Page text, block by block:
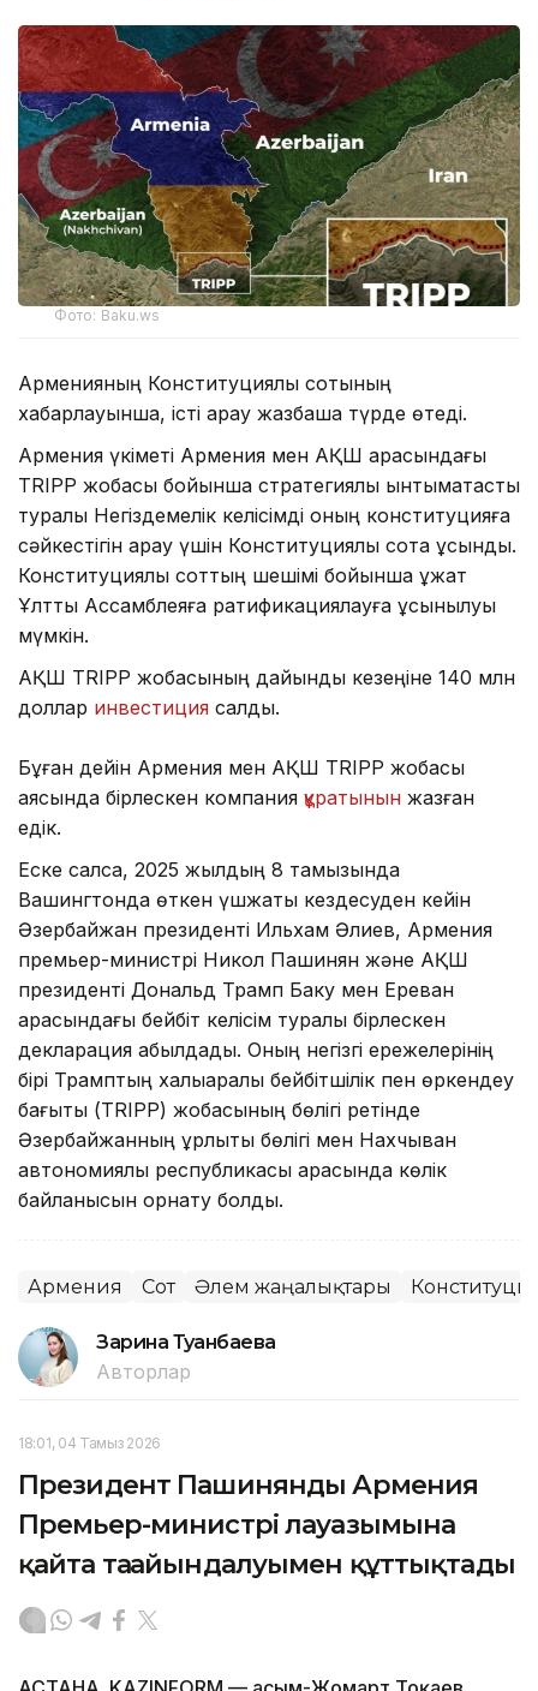
Фото: Baku.ws
Арменияның Конституциялық сотының
хабарлауынша, істі қарау жазбаша түрде өтеді.
Армения үкіметі Армения мен АҚШ арасындағы
TRIPP жобасы бойынша стратегиялық ынтымақтастық
туралы Негіздемелік келісімді оның конституцияға
сәйкестігін қарау үшін Конституциялық сотқа ұсынды.
Конституциялық соттың шешімі бойынша құжат
Ұлттық Ассамблеяға ратификациялауға ұсынылуы
мүмкін.
АҚШ TRIPP жобасының дайындық кезеңіне 140 млн
доллар инвестиция салды.
Бұған дейін Армения мен АҚШ TRIPP жобасы
аясында бірлескен компания құратынын жазған
едік.
Еске салсақ, 2025 жылдың 8 тамызында
Вашингтонда өткен үшжақты кездесуден кейін
Әзербайжан президенті Ильхам Әлиев, Армения
премьер-министрі Никол Пашинян және АҚШ
президенті Дональд Трамп Баку мен Ереван
арасындағы бейбіт келісім туралы бірлескен
декларация қабылдады. Оның негізгі ережелерінің
бірі Трамптың халықаралық бейбітшілік пен өркендеу
бағыты (TRIPP) жобасының бөлігі ретінде
Әзербайжанның құрлықтық бөлігі мен Нахчыван
автономиялық республикасы арасында көлік
байланысын орнату болды.
Армения Сот Әлем жаңалықтары
Зарина Туғанбаева
Авторлар
18:01, 04 Тамыз 2026
Президент Пашинянды Армения
Премьер-министрі лауазымына
қайта тағайындалуымен құттықтады